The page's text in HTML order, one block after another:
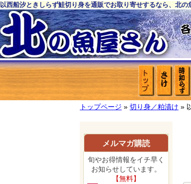
以西船汐ときしらず鮭切り身を通販でお取り寄せするなら、北の
トップページ » 切り身／粕漬け »
メルマガ購読
旬やお得情報をイチ早く
お知らせしています。
【無料】